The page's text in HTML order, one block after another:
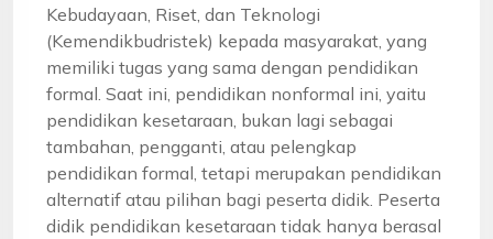
Kebudayaan, Riset, dan Teknologi
(Kemendikbudristek) kepada masyarakat, yang
memiliki tugas yang sama dengan pendidikan
formal. Saat ini, pendidikan nonformal ini, yaitu
pendidikan kesetaraan, bukan lagi sebagai
tambahan, pengganti, atau pelengkap
pendidikan formal, tetapi merupakan pendidikan
alternatif atau pilihan bagi peserta didik. Peserta
didik pendidikan kesetaraan tidak hanya berasal